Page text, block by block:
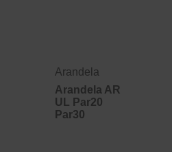
Arandela
Arandela AR
UL Par20
Par30